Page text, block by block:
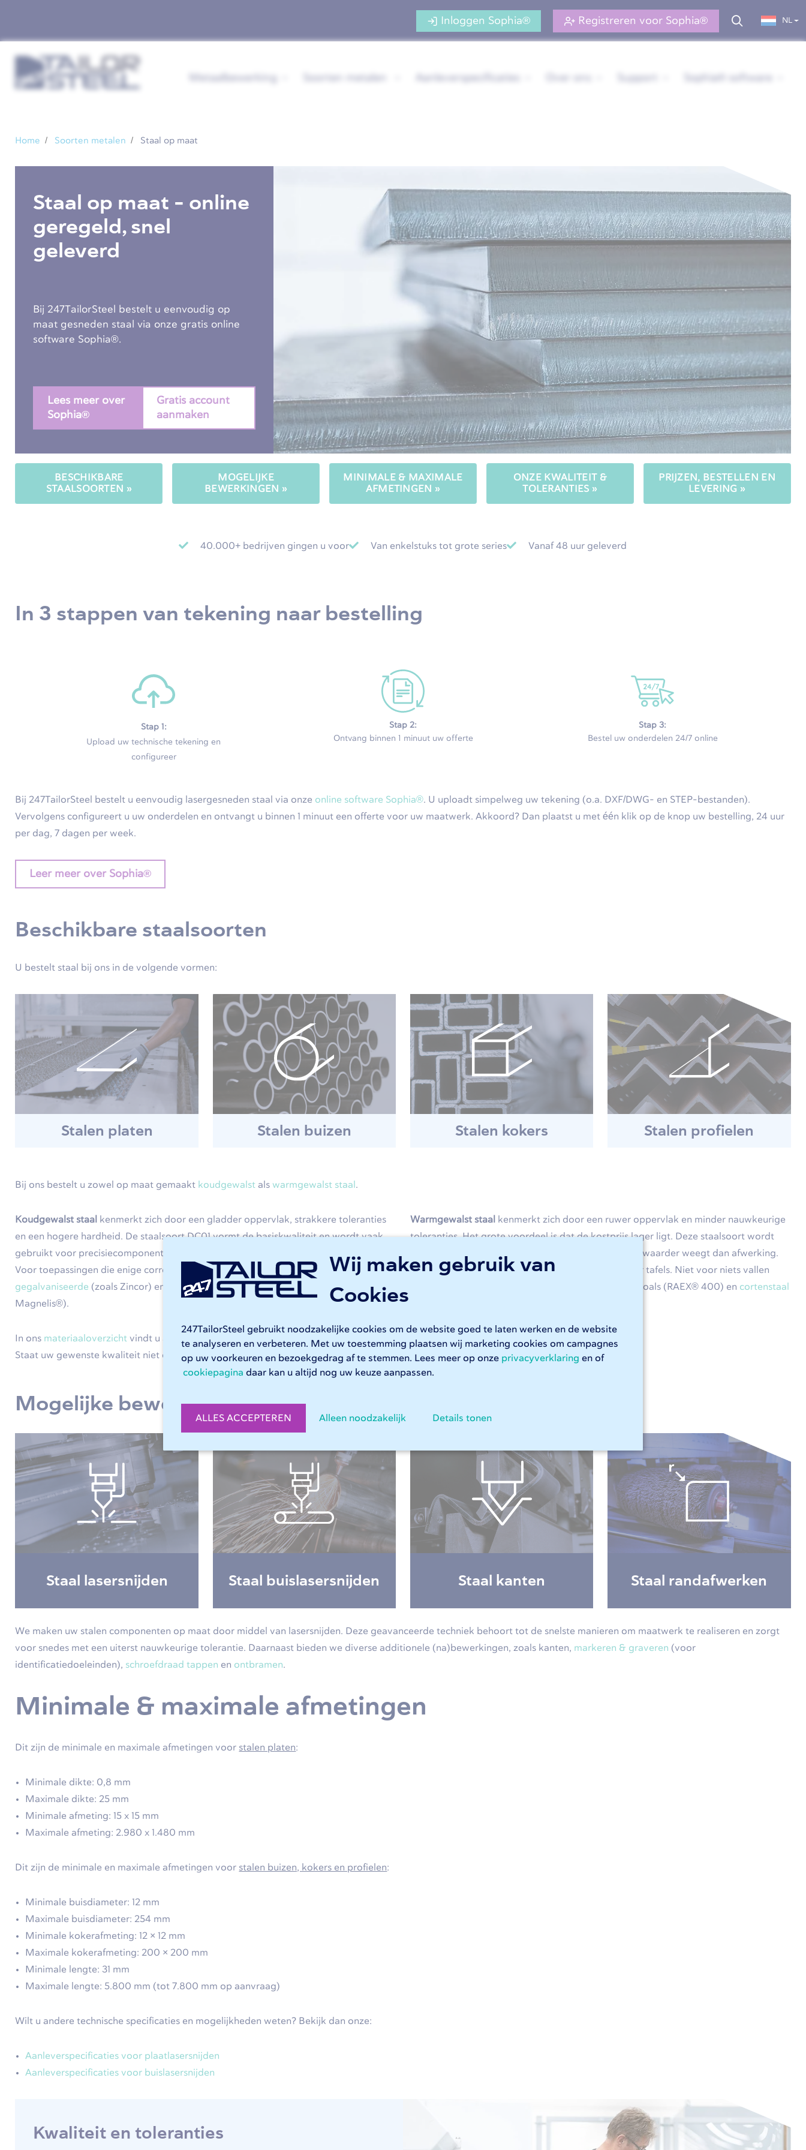
Wij maken gebruik van
Cookies
247TailorSteel gebruikt noodzakelijke cookies om de website goed te laten werken en de website
te analyseren en verbeteren. Met uw toestemming plaatsen wij marketing cookies om campagnes
op uw voorkeuren en bezoekgedrag af te stemmen. Lees meer op onze privacyverklaring en of
cookiepagina daar kan u altijd nog uw keuze aanpassen.
ALLES ACCEPTEREN Alleen noodzakelijk Details tonen
Inloggen Sophia® Registreren voor Sophia® NL
Home Soorten metalen Staal op maat
Staal op maat - online
geregeld, snel
geleverd
Bij 247TailorSteel bestelt u eenvoudig op
maat gesneden staal via onze gratis online
software Sophia®.
Lees meer over
Sophia®
Gratis account
aanmaken
BESCHIKBARE
STAALSOORTEN »
MOGELIJKE
BEWERKINGEN »
MINIMALE & MAXIMALE
AFMETINGEN »
ONZE KWALITEIT &
TOLERANTIES »
PRIJZEN, BESTELLEN EN
LEVERING »
40.000+ bedrijven gingen u voor Van enkelstuks tot grote series Vanaf 48 uur geleverd
In 3 stappen van tekening naar bestelling
Stap 1:
Upload uw technische tekening en
configureer
Stap 2:
Ontvang binnen 1 minuut uw offerte
Stap 3:
Bestel uw onderdelen 24/7 online
Bij 247TailorSteel bestelt u eenvoudig lasergesneden staal via onze online software Sophia®. U uploadt simpelweg uw tekening (o.a. DXF/DWG- en STEP-bestanden).
Vervolgens configureert u uw onderdelen en ontvangt u binnen 1 minuut een offerte voor uw maatwerk. Akkoord? Dan plaatst u met één klik op de knop uw bestelling, 24 uur
per dag, 7 dagen per week.
Leer meer over Sophia®
Beschikbare staalsoorten
U bestelt staal bij ons in de volgende vormen:
Stalen platen Stalen buizen Stalen kokers Stalen profielen
Bij ons bestelt u zowel op maat gemaakt koudgewalst alswarmgewalst staal .
Koudgewalst staal
kenmerkt zich door een gladder oppervlak, strakkere toleranties
en een hogere hardheid. De staalsoort DC01 vormt de basiskwaliteit en wordt vaak
gebruikt voor precisiecomponenten in de machinebouw en automobiele industrie.
Voor toepassingen die enige corrosiebestendigheid vragen heeft u de keuze uit
gegalvaniseerde (zoals Zincor) en verzinkte kwaliteiten(zoals Sendzimir en
Magnelis®).
Warmgewalst staal
kenmerkt zich door een ruwer oppervlak en minder nauwkeurige
toleranties. Het grote voordeel is dat de kostprijs lager ligt. Deze staalsoort wordt
veelal gebruikt voor toepassingen waar stevigheid zwaarder weegt dan afwerking.
Denk daarbij aan frames, onderstellen en poten voor tafels. Niet voor niets vallen
zoals (RAEX® 400) en cortenstaal
In ons materiaaloverzicht vindt u alle soorten die we van staal bewerken
Staat uw gewenste kwaliteit niet op deze pagina? Neem dan contact op met onzeCustomer Service. We helpen u graag verder.
Mogelijke bewerkingen
Staal lasersnijden Staal buislasersnijden Staal kanten Staal randafwerken
We maken uw stalen componenten op maat door middel van lasersnijden. Deze geavanceerde techniek behoort tot de snelste manieren om maatwerk te realiseren en zorgt
voor snedes met een uiterst nauwkeurige tolerantie. Daarnaast bieden we diverse additionele (na)bewerkingen, zoals kanten, markeren & graveren (voor
identificatiedoeleinden), schroefdraad tappen en ontbramen.
Minimale & maximale afmetingen
Dit zijn de minimale en maximale afmetingen voor stalen platen:
Minimale dikte: 0,8 mm
Maximale dikte: 25 mm
Minimale afmeting: 15 x 15 mm
Maximale afmeting: 2.980 x 1.480 mm
Dit zijn de minimale en maximale afmetingen voor stalen buizen, kokers en profielen:
Minimale buisdiameter: 12 mm
Maximale buisdiameter: 254 mm
Minimale kokerafmeting: 12 × 12 mm
Maximale kokerafmeting: 200 × 200 mm
Minimale lengte: 31 mm
Maximale lengte: 5.800 mm (tot 7.800 mm op aanvraag)
Wilt u andere technische specificaties en mogelijkheden weten? Bekijk dan onze:
Aanleverspecificaties voor plaatlasersnijden
Aanleverspecificaties voor buislasersnijden
Kwaliteit en toleranties